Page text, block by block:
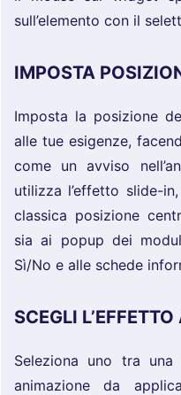
sull’elemento con il
IMPOSTA
Imposta la posizione
alle tue esigenze,
come un avviso
utilizza l’effetto slide-
classica posizione
sia ai popup dei
Sì/No e alle schede
SCEGLI
Seleziona uno tra
animazione da